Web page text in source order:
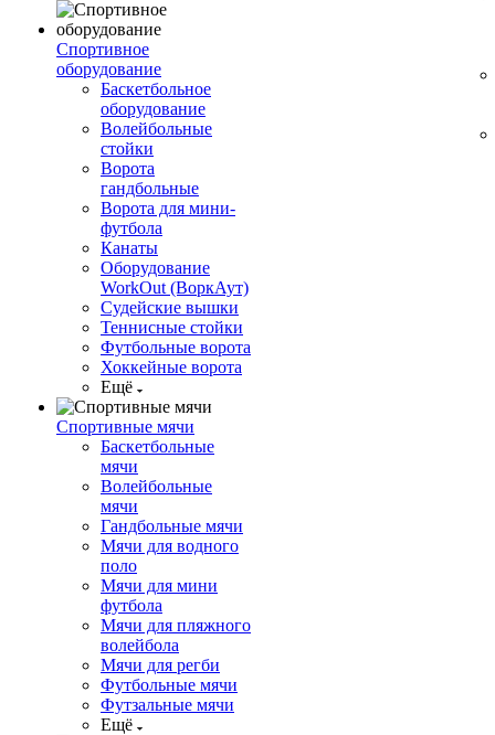
Спортивное
оборудование
Баскетбольное
оборудование
Волейбольные
стойки
Ворота
гандбольные
Ворота для мини-
футбола
Канаты
Оборудование
WorkOut (ВоркАут)
Судейские вышки
Теннисные стойки
Футбольные ворота
Хоккейные ворота
Ещё
Спортивные мячи
Баскетбольные
мячи
Волейбольные
мячи
Гандбольные мячи
Мячи для водного
поло
Мячи для мини
футбола
Мячи для пляжного
волейбола
Мячи для регби
Футбольные мячи
Футзальные мячи
Ещё